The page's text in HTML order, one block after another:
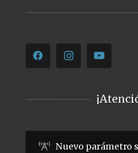
Nuevo parámetro